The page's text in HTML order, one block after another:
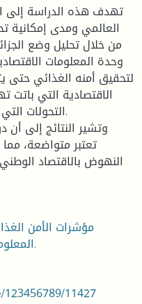
تهدف هذه الدراسة إلى
العالمي ومدى إمكانية
من خلال تحليل وضع
وحدة المعلومات
لتحقيق أمنه الغذائي حتى
الاقتصادية التي
التحولات
وتشير النتائج إلى أن
تعتبر متواضعة،
النهوض بالاقتصاد
مؤشرات الأمن
المعلومات الاقتصادية، التبعية الاقتصادية.
123456789/11427